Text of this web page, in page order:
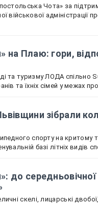
Чота» за
військової адміністрації
на Плаю: гори,
та туризму ЛОДА спільно
та їхніх сімей у межах
зібрали
спорту на критому
базі літніх видів
до
скелі, лицарські